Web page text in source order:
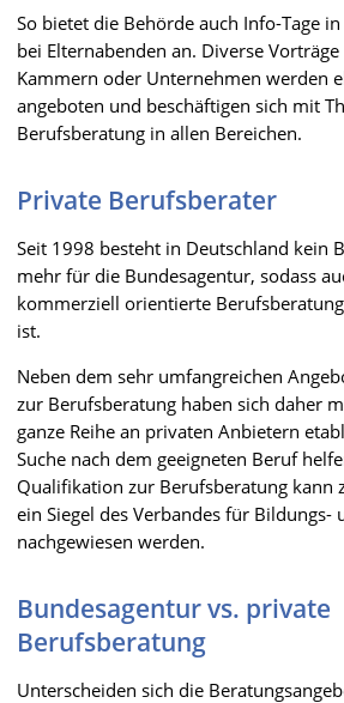
So bietet die Behörde auch Info-Tage
bei Elternabenden an. Diverse
Kammern oder Unternehmen werden
angeboten und beschäftigen sich mit
Berufsberatung in allen Bereichen.
Private Berufsberater
Seit 1998 besteht in Deutschland kein
mehr für die Bundesagentur, sodass
kommerziell orientierte
ist.
Neben dem sehr umfangreichen
zur Berufsberatung haben sich daher
ganze Reihe an privaten Anbietern
Suche nach dem geeigneten Beruf
Qualifikation zur Berufsberatung kann
ein Siegel des Verbandes für Bildungs-
nachgewiesen werden.
Bundesagentur vs. private
Berufsberatung
Unterscheiden sich die